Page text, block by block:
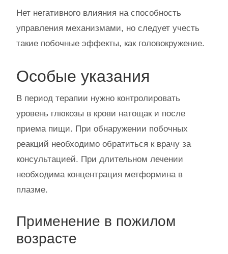
Нет негативного влияния на способность
управления механизмами, но следует учесть
такие побочные эффекты, как головокружение.
Особые указания
В период терапии нужно контролировать
уровень глюкозы в крови натощак и после
приема пищи. При обнаружении побочных
реакций необходимо обратиться к врачу за
консультацией. При длительном лечении
необходима концентрация метформина в
плазме.
Применение в пожилом
возрасте